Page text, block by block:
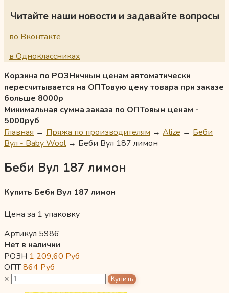
Читайте наши новости и задавайте вопросы
во Вконтакте
в Одноклассниках
Корзина по РОЗНичным ценам автоматически
пересчитывается на ОПТовую цену товара при заказе
больше 8000р
Минимальная сумма заказа по ОПТовым ценам -
5000руб
Главная → Пряжа по производителям → Alize → Беби
Вул - Baby Wool → Беби Вул 187 лимон
Беби Вул 187 лимон
Купить Беби Вул 187 лимон
Цена за 1 упаковку
Артикул 5986
Нет в наличии
РОЗН 1 209,60 Руб
ОПТ864 Руб
×